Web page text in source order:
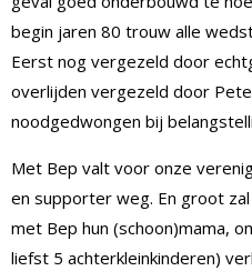
begin jaren 80 trouw alle
Eerst nog vergezeld door
overlijden vergezeld door
noodgedwongen bij
Met Bep valt voor onze
en supporter weg. En groot
met Bep hun (schoon)mama,
liefst 5 achterkleinkinderen)